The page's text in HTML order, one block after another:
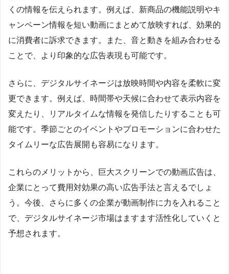
くの情報を伝えられます。例えば、新商品の機能説明やキ
ャンペーン情報を短い動画にまとめて放映すれば、効果的
に消費者に訴求できます。また、音と動きを組み合わせる
ことで、より印象的な広告表現も可能です。
さらに、デジタルサイネージは放映時間や内容を柔軟に変
更できます。例えば、時間帯や天候に合わせて表示内容を
変えたり、リアルタイムな情報を発信したりすることも可
能です。季節ごとのイベントやプロモーションに合わせた
タイムリーな広告展開も容易になります。
これらのメリットから、巨大スクリーンでの動画広告は、
企業にとって費用対効果の高い広告手法と言えるでしょ
う。今後、さらに多くの企業が動画制作に力を入れること
で、デジタルサイネージ市場はますます活性化していくと
予想されます。